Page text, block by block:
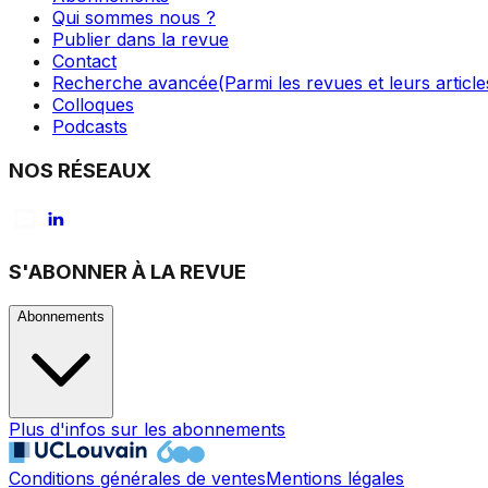
Qui sommes nous ?
Publier dans la revue
Contact
Recherche avancée(Parmi les revues et leurs
Colloques
Podcasts
NOS RÉSEAUX
S'ABONNER À LA REVUE
Abonnements
Plus d'infos sur les abonnements
Conditions générales de ventesMentions légales